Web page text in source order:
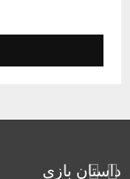
داستان بازی